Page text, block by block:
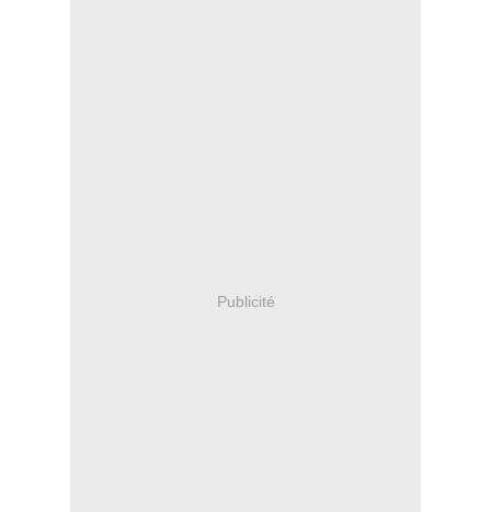
Publicité